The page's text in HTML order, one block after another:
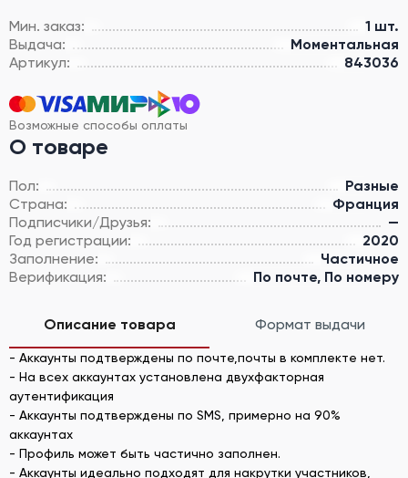
Мин. заказ:
1 шт.
Выдача:
Моментальная
Артикул:
843036
Возможные способы оплаты
О товаре
Пол:
Разные
Страна:
Франция
Подписчики/Друзья:
—
Год регистрации:
2020
Заполнение:
Частичное
Верификация:
По почте, По номеру
Описание товара Формат выдачи
- Аккаунты подтверждены по почте,почты в комплекте нет.
- На всех аккаунтах установлена двухфакторная
аутентификация
- Аккаунты подтверждены по SMS, примерно на 90%
аккаунтах
- Профиль может быть частично заполнен.
- Аккаунты идеально подходят для накрутки участников,